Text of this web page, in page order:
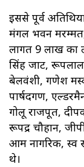
इससे पूर्व अतिथियों
मंगल भवन मरम्मत,
लागत 9 लाख का
सिंह जाट, रूपलाल
बेलवंशी, गणेश
पार्षदगण,
गोलू राजपूत,
रूपेंद्र चौहान,
आम नागरिक, स्व
थे।